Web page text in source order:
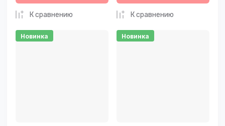
К сравнению К сравнению
Новинка Новинка